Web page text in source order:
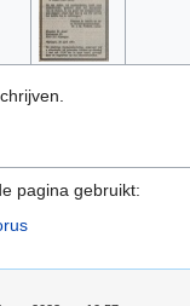
pagina gebruikt: